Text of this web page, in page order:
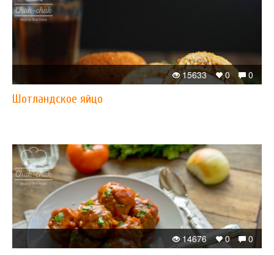
0
0
15633
Шотландское яйцо
0
0
14676